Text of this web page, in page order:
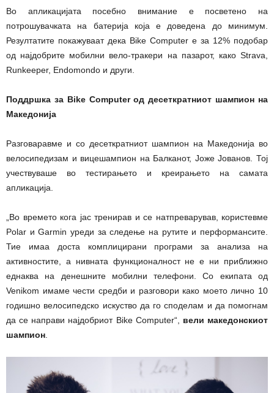
Во апликацијата посебно внимание е посветено на
потрошувачката на батерија која е доведена до минимум.
Резултатите покажуваат дека Bike Computer е за 12% подобар
од најдобрите мобилни вело-тракери на пазарот, како Strava,
Runkeeper, Endomondo и други.
Поддршка за Bike Computer од десеткратниот шампион на
Македонија
Разговаравме и со десеткратниот шампион на Македонија во
велосипедизам и вицешампион на Балканот, Јоже Јованов. Тој
учествуваше во тестирањето и креирањето на самата
апликација.
„Во времето кога јас тренирав и се натпреварував, користевме
Polar и Garmin уреди за следење на рутите и перформансите.
Тие имаа доста комплицирани програми за анализа на
активностите, а нивната функционалност не е ни приближно
еднаква на денешните мобилни телефони. Со екипата од
Venikom имаме чести средби и разговори како моето лично 10
годишно велосипедско искуство да го споделам и да помогнам
да се направи најдобриот Bike Computer“, вели македонскиот
шампион